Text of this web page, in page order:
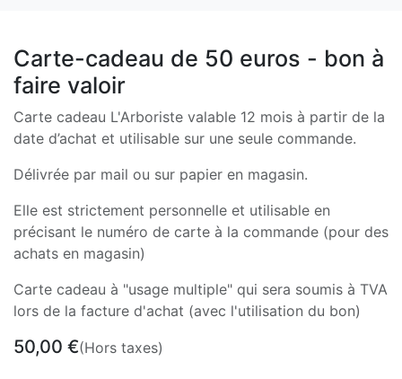
Carte-cadeau de 50 euros - bon à
faire valoir
Carte cadeau L'Arboriste valable 12 mois à partir de la
date d’achat et utilisable sur une seule commande.
Délivrée par mail ou sur papier en magasin.
Elle est strictement personnelle et utilisable en
précisant le numéro de carte à la commande (pour des
achats en magasin)
Carte cadeau à "usage multiple" qui sera soumis à TVA
lors de la facture d'achat (avec l'utilisation du bon)
50,00 €(Hors taxes)